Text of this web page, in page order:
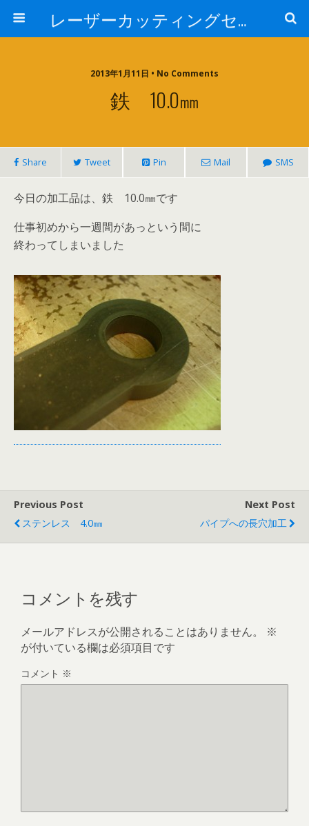
レーザーカッティングセンター 株式会社 中本鉄工所
2013年1月11日 • No Comments
鉄 10.0㎜
Share Tweet Pin Mail SMS
今日の加工品は、鉄 10.0㎜です
仕事初めから一週間があっという間に
終わってしまいました
Previous Post
ステンレス 4.0㎜
Next Post
パイプへの長穴加工
コメントを残す
メールアドレスが公開されることはありません。
※
が付いている欄は必須項目です
コメント ※